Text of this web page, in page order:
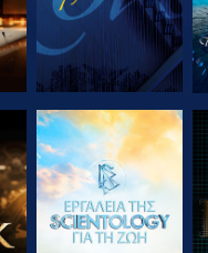
ΕΞΕΡΕΥΝΗΣΤΕ
ΤΗ ΣΕΙΡΑ